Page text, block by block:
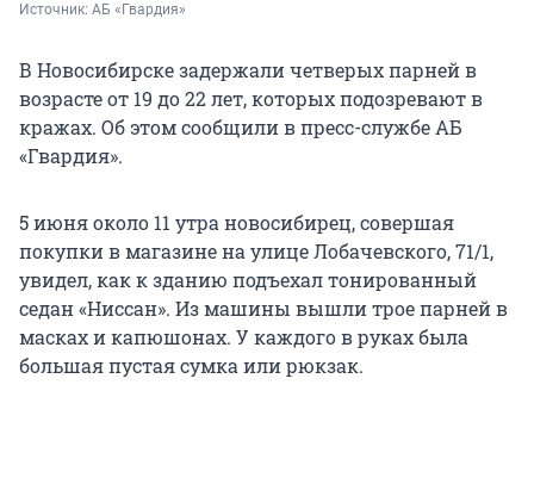
Источник: АБ «Гвардия»
В Новосибирске задержали четверых парней в
возрасте от 19 до 22 лет, которых подозревают в
кражах. Об этом сообщили в пресс-службе АБ
«Гвардия».
5 июня около 11 утра новосибирец, совершая
покупки в магазине на улице Лобачевского, 71/1,
увидел, как к зданию подъехал тонированный
седан «Ниссан». Из машины вышли трое парней в
масках и капюшонах. У каждого в руках была
большая пустая сумка или рюкзак.